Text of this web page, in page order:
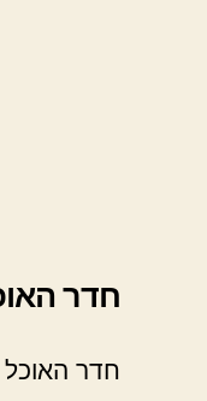
חדר
חדר האוכל